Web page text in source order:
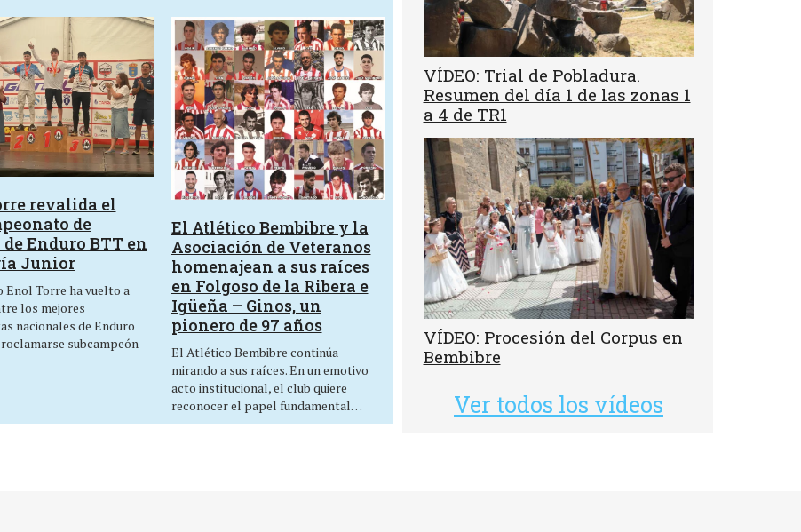
revalida el
de
Enduro BTT en
Junior
Enol Torre ha vuelto a
los mejores
nacionales de Enduro
subcampeón
El Atlético Bembibre y la
Asociación de Veteranos
homenajean a sus raíces
en Folgoso de la Ribera e
Igüeña – Ginos, un
pionero de 97 años
El Atlético Bembibre continúa
mirando a sus raíces. En un emotivo
acto institucional, el club quiere
reconocer el papel fundamental…
VÍDEO: Trial de Pobladura.
Resumen del día 1 de las zonas 1
a 4 de TR1
VÍDEO: Procesión del Corpus en
Bembibre
Ver todos los vídeos